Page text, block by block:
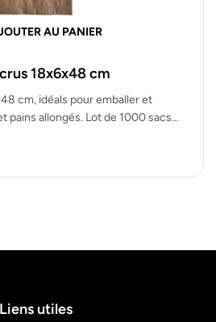
AU PANIER
18x6x48 cm
cm, idéals pour emballer et
pains allongés. Lot de 1000 sacs
Liens utiles